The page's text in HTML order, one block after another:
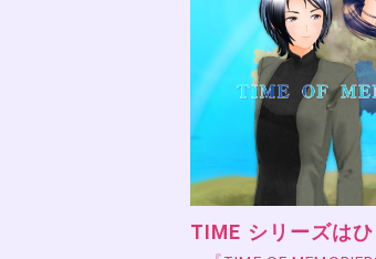
TIME シリーズは